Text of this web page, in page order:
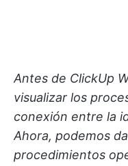
Antes de ClickUp
visualizar los
conexión entre la
Ahora, podemos
procedimientos